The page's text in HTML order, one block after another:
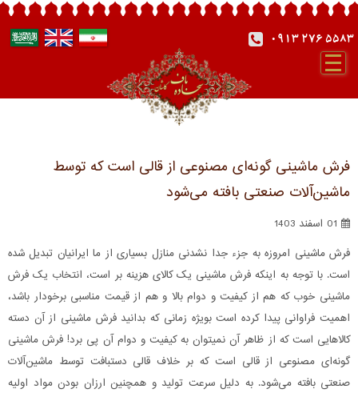
0913 276 5583
فرش ماشینی گونه‌ای مصنوعی از قالی است که توسط
ماشین‌آلات صنعتی بافته می‌شود
01 اسفند 1403
فرش ماشینی امروزه به جزء جدا نشدنی منازل بسیاری از ما ایرانیان تبدیل شده
است. با توجه به اینکه فرش ماشینی یک کالای هزینه بر است، انتخاب یک فرش
ماشینی خوب که هم از کیفیت و دوام بالا و هم از قیمت مناسبی برخودار باشد،
اهمیت فراوانی پیدا کرده است بویژه زمانی که بدانید فرش ماشینی از آن دسته
کالاهایی است که از ظاهر آن نمیتوان به کیفیت و دوام آن پی برد! فرش ماشینی
گونه‌ای مصنوعی از قالی است که بر خلاف قالی دستبافت توسط ماشین‌آلات
صنعتی بافته می‌شود. به دلیل سرعت تولید و همچنین ارزان بودن مواد اولیه